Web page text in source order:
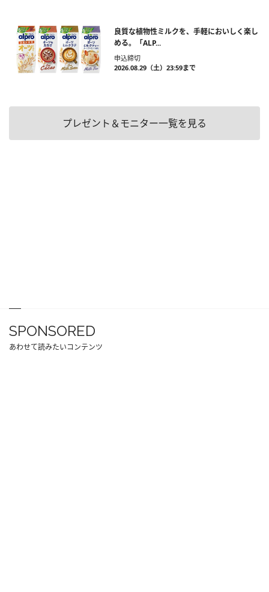
良質な植物性ミルクを、手軽においしく楽し
める。「ALP...
申込締切
2026.08.29（土）23:59まで
プレゼント＆モニター一覧を見る
SPONSORED
あわせて読みたいコンテンツ